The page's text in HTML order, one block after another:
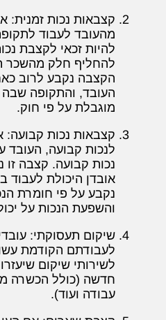
קצבאות נכות זמנית:
מהעובד לעבוד
להיות זכאי לקצבת
להחליף חלק מהשכר
הקצבה נקבע לרוב
העובד, והתקופה שבה
מוגבלת על פי חוק.
קצבאות נכות
לנכות קבועה, העובד
נכות קבועה. קצבה זו
אובדן היכולת לעבוד
נקבע על פי חומרת
והשפעת הנכות על
שיקום תעסוקתי:
לעבודתם הקודמת
לשירותי שיקום
חדשה (כולל הכשרה
עבודה ועוד).